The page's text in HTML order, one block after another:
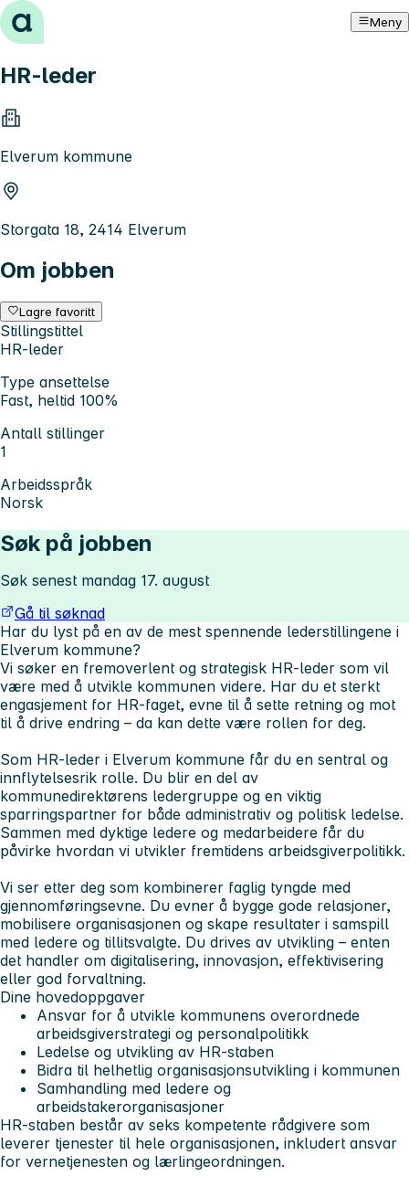
Hopp til innhold Meny
HR-leder
Elverum kommune
Storgata 18, 2414 Elverum
Om jobben
Lagre favoritt
Stillingstittel
HR-leder
Type ansettelse
Fast, heltid 100%
Antall stillinger
1
Arbeidsspråk
Norsk
Søk på jobben
Søk senest mandag 17. august
Gå til søknad
Har du lyst på en av de mest spennende lederstillingene i
Elverum kommune?
Vi søker en fremoverlent og strategisk HR-leder som vil
være med å utvikle kommunen videre. Har du et sterkt
engasjement for HR-faget, evne til å sette retning og mot
til å drive endring – da kan dette være rollen for deg.
Som HR-leder i Elverum kommune får du en sentral og
innflytelsesrik rolle. Du blir en del av
kommunedirektørens ledergruppe og en viktig
sparringspartner for både administrativ og politisk ledelse.
Sammen med dyktige ledere og medarbeidere får du
påvirke hvordan vi utvikler fremtidens arbeidsgiverpolitikk.
Vi ser etter deg som kombinerer faglig tyngde med
gjennomføringsevne. Du evner å bygge gode relasjoner,
mobilisere organisasjonen og skape resultater i samspill
med ledere og tillitsvalgte. Du drives av utvikling – enten
det handler om digitalisering, innovasjon, effektivisering
eller god forvaltning.
Dine hovedoppgaver
Ansvar for å utvikle kommunens overordnede
arbeidsgiverstrategi og personalpolitikk
Ledelse og utvikling av HR-staben
Bidra til helhetlig organisasjonsutvikling i kommunen
Samhandling med ledere og
arbeidstakerorganisasjoner
HR-staben består av seks kompetente rådgivere som
leverer tjenester til hele organisasjonen, inkludert ansvar
for vernetjenesten og lærlingeordningen.